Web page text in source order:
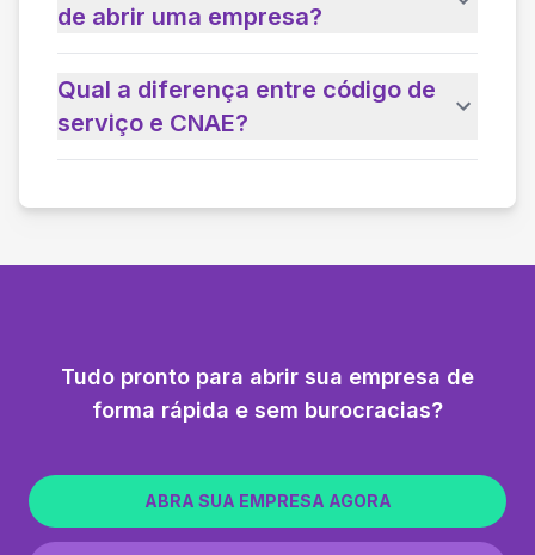
de abrir uma empresa?
Qual a diferença entre código de
serviço e CNAE?
Tudo pronto para abrir sua empresa de
forma rápida e sem burocracias?
ABRA SUA EMPRESA AGORA